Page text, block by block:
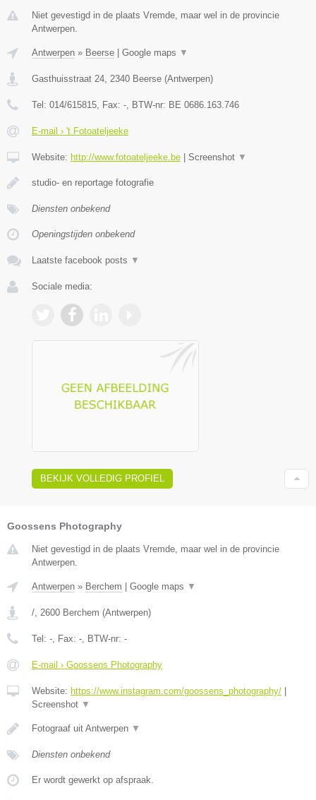
Niet gevestigd in de plaats Vremde, maar wel in de provincie
Antwerpen.
Antwerpen » Beerse | Google maps ▼
Gasthuisstraat 24 2340 Beerse (Antwerpen)
Tel: 014/615815 , Fax: - , BTW-nr: BE 0686.163.746
E-mail › 't Fotoateljeeke
Website: http://www.fotoateljeeke.be | Screenshot ▼
studio- en reportage fotografie
Diensten onbekend
Openingstijden onbekend
Laatste facebook posts ▼
Sociale media:
BEKIJK VOLLEDIG PROFIEL
Goossens Photography
Niet gevestigd in de plaats Vremde, maar wel in de provincie
Antwerpen.
Antwerpen » Berchem Google maps ▼
/, 2600 Berchem (Antwerpen)
Tel: -, Fax: -, BTW-nr: -
E-mail › Goossens Photography
Website: https://www.instagram.com/goossens_photography/
Screenshot ▼
Fotograaf uit Antwerpen ▼
Diensten onbekend
Er wordt gewerkt op afspraak.